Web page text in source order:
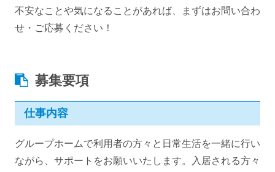
不安なことや気になることがあれば、まずはお問い合わ
せ・ご応募ください！
募集要項
仕事内容
グループホームで利用者の方々と日常生活を一緒に行い
ながら、サポートをお願いいたします。入居される方々